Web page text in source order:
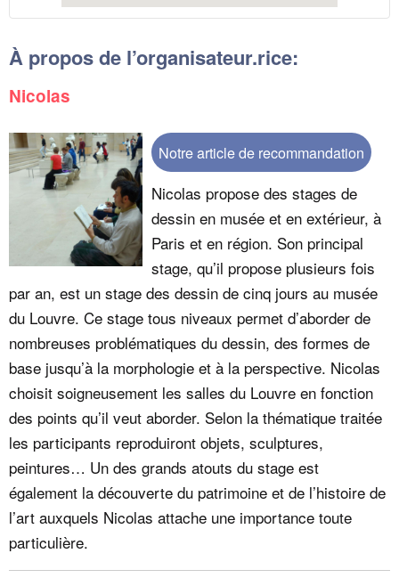
À propos de l’organisateur.rice:
Nicolas
Notre article de recommandation
Nicolas propose des stages de
dessin en musée et en extérieur, à
Paris et en région. Son principal
stage, qu’il propose plusieurs fois
par an, est un stage des dessin de cinq jours au musée
du Louvre. Ce stage tous niveaux permet d’aborder de
nombreuses problématiques du dessin, des formes de
base jusqu’à la morphologie et à la perspective. Nicolas
choisit soigneusement les salles du Louvre en fonction
des points qu’il veut aborder. Selon la thématique traitée
les participants reproduiront objets, sculptures,
peintures… Un des grands atouts du stage est
également la découverte du patrimoine et de l’histoire de
l’art auxquels Nicolas attache une importance toute
particulière.